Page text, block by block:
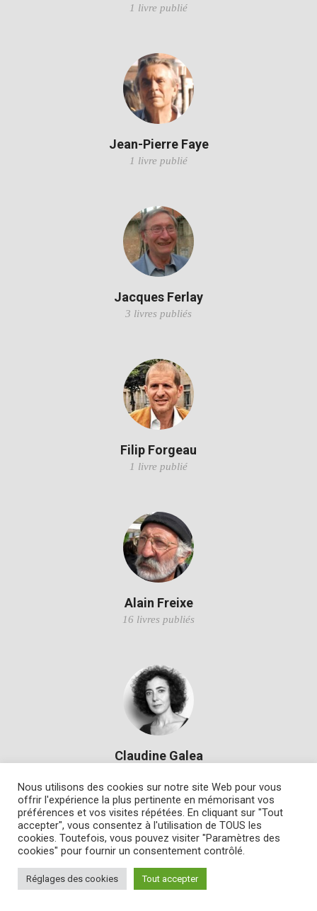
1 livre publié
Jean-Pierre Faye
1 livre publié
Jacques Ferlay
3 livres publiés
Filip Forgeau
1 livre publié
Alain Freixe
16 livres publiés
Claudine Galea
Nous utilisons des cookies sur notre site Web pour vous
offrir l'expérience la plus pertinente en mémorisant vos
préférences et vos visites répétées. En cliquant sur "Tout
accepter", vous consentez à l'utilisation de TOUS les
cookies. Toutefois, vous pouvez visiter "Paramètres des
cookies" pour fournir un consentement contrôlé.
Réglages des cookies Tout accepter